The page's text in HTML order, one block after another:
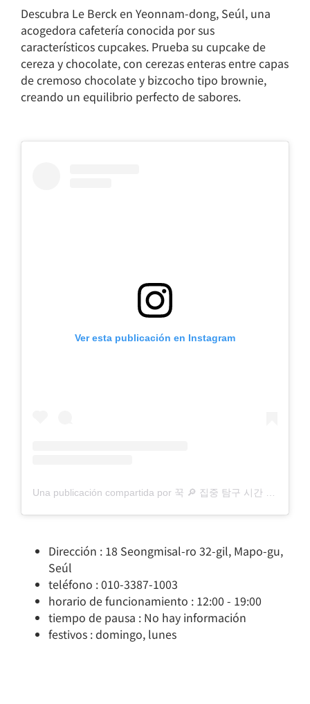
Descubra Le Berck en Yeonnam-dong, Seúl, una
acogedora cafetería conocida por sus
característicos cupcakes. Prueba su cupcake de
cereza y chocolate, con cerezas enteras entre capas
de cremoso chocolate y bizcocho tipo brownie,
creando un equilibrio perfecto de sabores.
Ver esta publicación en Instagram
Una publicación compartida por 꾹 🔎 집중 탐구 시간 (@scottsangugii)
Dirección : 18 Seongmisal-ro 32-gil, Mapo-gu,
Seúl
teléfono : 010-3387-1003
horario de funcionamiento : 12:00 - 19:00
tiempo de pausa : No hay información
festivos : domingo, lunes